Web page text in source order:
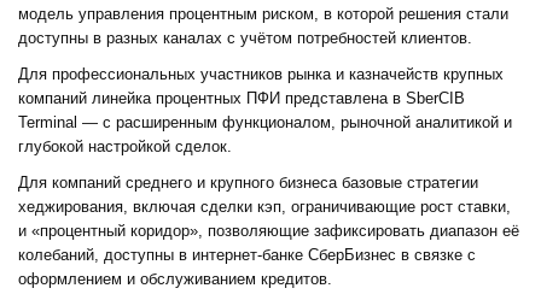
модель управления процентным риском, в которой решения стали
доступны в разных каналах с учётом потребностей клиентов.
Для профессиональных участников рынка и казначейств крупных
компаний линейка процентных ПФИ представлена в SberCIB
Terminal — с расширенным функционалом, рыночной аналитикой и
глубокой настройкой сделок.
Для компаний среднего и крупного бизнеса базовые стратегии
хеджирования, включая сделки кэп, ограничивающие рост ставки,
и «процентный коридор», позволяющие зафиксировать диапазон её
колебаний, доступны в интернет‑банке СберБизнес в связке с
оформлением и обслуживанием кредитов.